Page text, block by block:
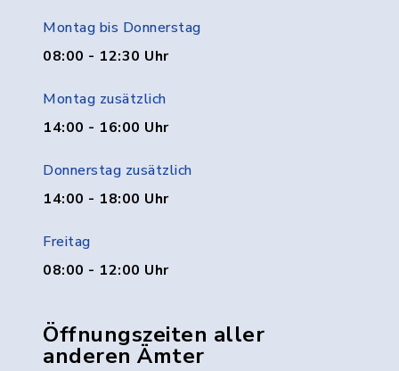
Montag bis Donnerstag
08:00 - 12:30 Uhr
Montag zusätzlich
14:00 - 16:00 Uhr
Donnerstag zusätzlich
14:00 - 18:00 Uhr
Freitag
08:00 - 12:00 Uhr
Öffnungszeiten aller
anderen Ämter